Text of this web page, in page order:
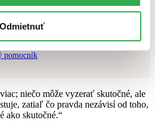
Odmietnuť
knihu?
Sherlock vám ju s radosťou vypátra!
pomocník
niečo môže vyzerať skutočné, ale
zatiaľ čo pravda nezávisí od toho,
ako skutočné.